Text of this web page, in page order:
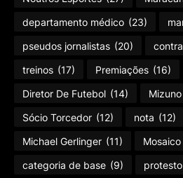
departamento médico (23)
pseudos jornalistas (20)
treinos (17) Premiações (16)
Diretor De Futebol (14) Mizuno
Sócio Torcedor (12) nota (12)
Michael Gerlinger (11) Mosaico
categoria de base (9) protesto